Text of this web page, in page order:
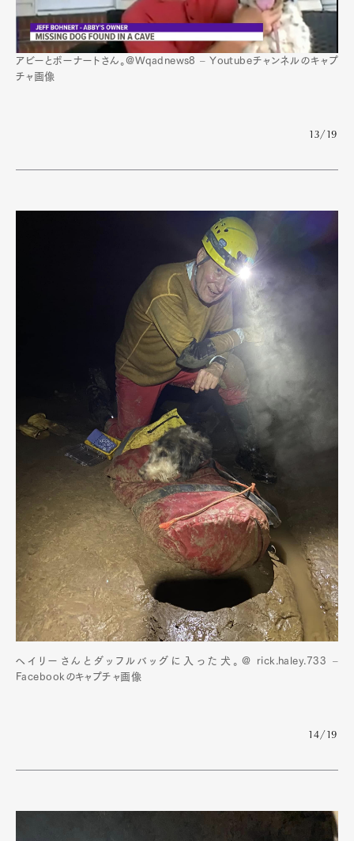
アビーとボーナートさん。@Wqadnews8 – Youtubeチャンネルのキャプ
チャ画像
13/19
ヘイリーさんとダッフルバッグに入った犬。@ rick.haley.733 –
Facebookのキャプチャ画像
14/19